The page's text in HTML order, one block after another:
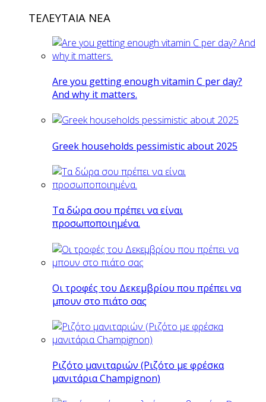
ΤΕΛΕΥΤΑΙΑ ΝΕΑ
Are you getting enough vitamin C per day?
And why it matters.
Greek households pessimistic about 2025
Tα δώρα σου πρέπει να είναι
προσωποποιημένα.
Οι τροφές του Δεκεμβρίου που πρέπει να
μπουν στο πιάτο σας
Ριζότο μανιταριών (Ριζότο με φρέσκα
μανιτάρια Champignon)